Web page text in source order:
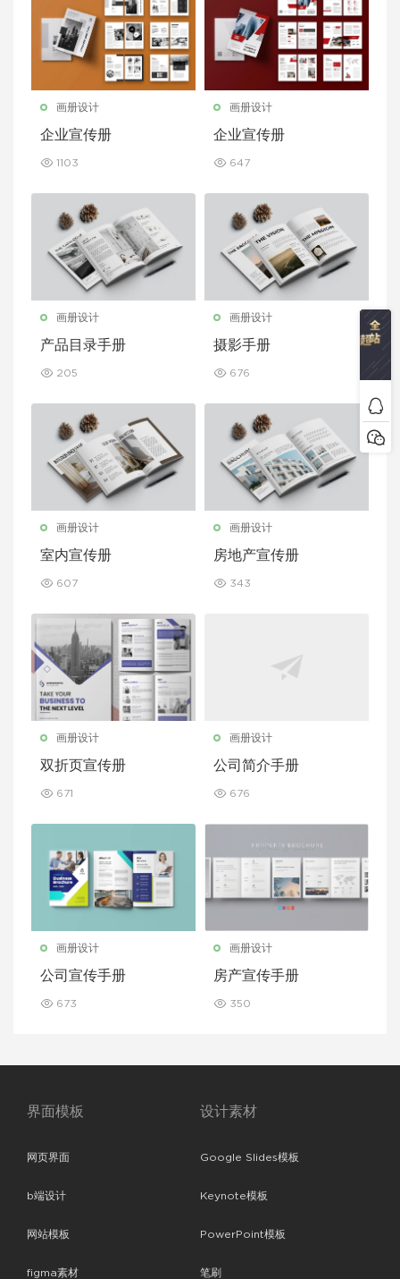
画册设计
企业宣传册
1103
画册设计
企业宣传册
647
画册设计
产品目录手册
205
画册设计
摄影手册
676
画册设计
室内宣传册
607
画册设计
房地产宣传册
343
画册设计
双折页宣传册
671
画册设计
公司简介手册
676
画册设计
公司宣传手册
673
画册设计
房产宣传手册
350
界面模板
网页界面
b端设计
网站模板
figma素材
设计素材
Google Slides模板
Keynote模板
PowerPoint模板
笔刷